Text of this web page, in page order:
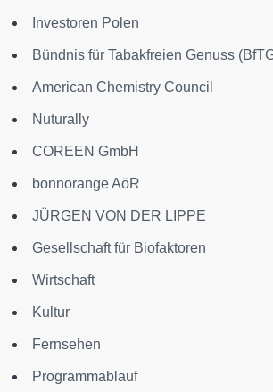
Investoren Polen
Bündnis für Tabakfreien Genuss
American Chemistry Council
Nuturally
COREEN GmbH
bonnorange AöR
JÜRGEN VON DER LIPPE
Gesellschaft für Biofaktoren
Wirtschaft
Kultur
Fernsehen
Programmablauf